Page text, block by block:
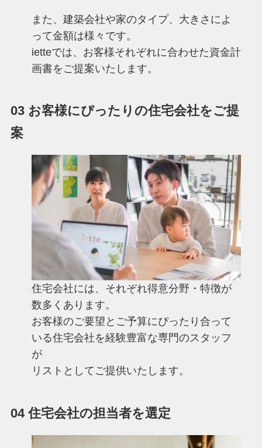
また、建築会社や家のタイプ、大きさによ
って金額は様々です。
ietteでは、お客様それぞれに合わせた資金計
画書をご提案いたします。
03 お客様にぴったりの住宅会社をご提
案
住宅会社には、それぞれ得意分野・特徴が
数多くあります。
お客様のご要望とご予算にぴったり合って
いる住宅会社を経験豊富な専門のスタッフ
が
リストとしてご提供いたします。
04 住宅会社の担当者を選定